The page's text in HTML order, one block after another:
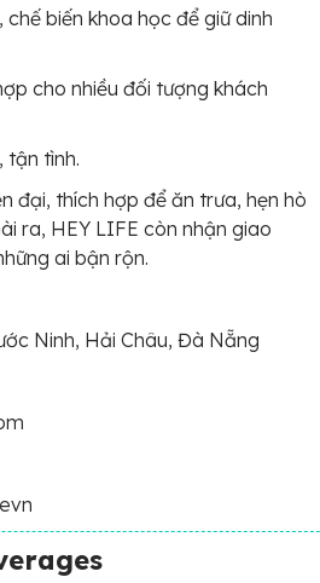
biến khoa học để giữ dinh
cho nhiều đối tượng khách
tận tình.
đại, thích hợp để ăn trưa, hẹn hò
ra, HEY LIFE còn nhận giao
ai bận rộn.
Ninh, Hải Châu, Đà Nẵng